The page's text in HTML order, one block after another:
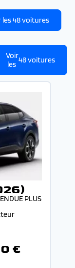
les48voitures
Voir
les 48voitures
PLUS
€